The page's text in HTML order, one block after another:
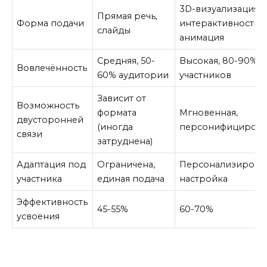
Форма подачи
Прямая речь,
слайды
3D-визуализация,
интерактивность,
анимация
Вовлечённость
Средняя, 50-
60% аудитории
Высокая, 80-90%
участников
Возможность
двусторонней
связи
Зависит от
формата
(иногда
затруднена)
Мгновенная,
Адаптация под
участника
Ограничена,
единая подача
настройка
Эффективность
усвоения
45-55% 60-70%